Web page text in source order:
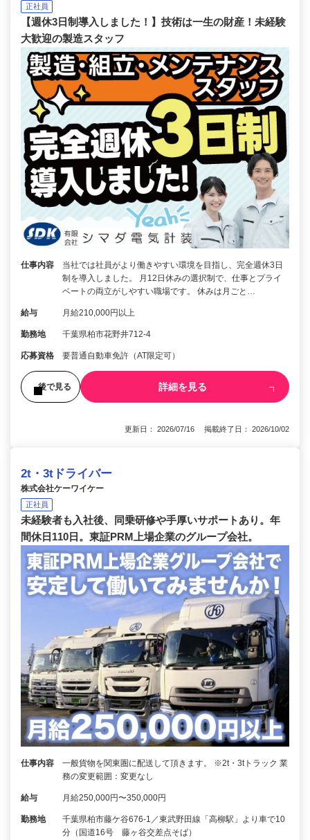
正社員
【週休3日制導入しました！】技術は一生の財産！未経験
大歓迎の製造スタッフ
仕事内容
当社では社員がより働きやすい環境を目指し、完全週休3日
制を導入しました。 月12日休みの選択制で、仕事とプライ
ベートの両立がしやすい職場です。 休みは月ごと…
給与 月給210,000円以上
勤務地 千葉県柏市花野井712-4
応募資格 要普通自動車免許（AT限定可）
後で見る 詳細を見る
更新日： 2026/07/16 掲載終了日： 2026/10/02
2t・3tドライバー
株式会社ケーワイケー
正社員
未経験者も入社後、同乗研修や手厚いサポートあり。年
間休日110日。東証PRM上場企業のグループ会社。
仕事内容
一般貨物を関東圏に配送して頂きます。 ※2t・3tトラック 業
務の変更範囲：変更なし
給与 月給250,000円〜350,000円
勤務地
千葉県柏市藤ケ谷676-1／東武野田線「高柳駅」より車で10
分（国道16号 藤ヶ谷交差点そば）